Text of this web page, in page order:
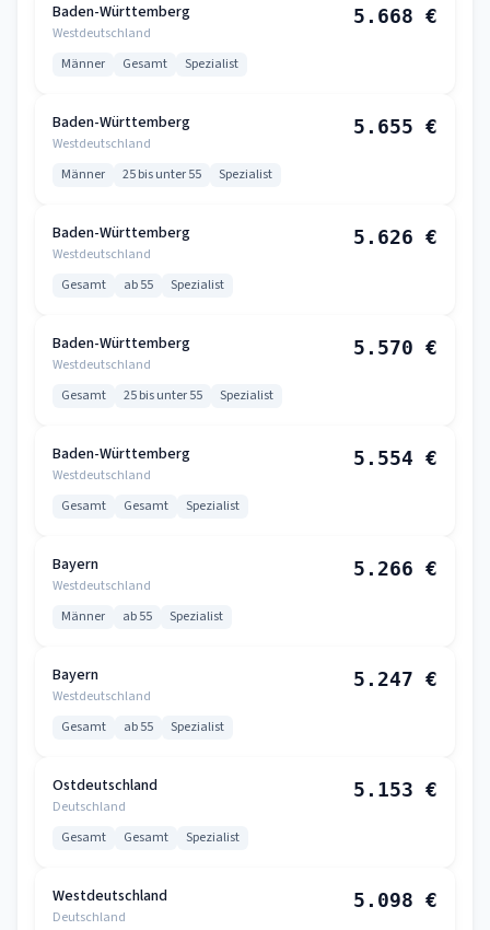
Baden-Württemberg
Westdeutschland
5.668 €
Männer Gesamt Spezialist
Baden-Württemberg
Westdeutschland
5.655 €
Männer 25 bis unter 55 Spezialist
Baden-Württemberg
Westdeutschland
5.626 €
Gesamt ab 55 Spezialist
Baden-Württemberg
Westdeutschland
5.570 €
Gesamt 25 bis unter 55 Spezialist
Baden-Württemberg
Westdeutschland
5.554 €
Gesamt Gesamt Spezialist
Bayern
Westdeutschland
5.266 €
Männer ab 55 Spezialist
Bayern
Westdeutschland
5.247 €
Gesamt ab 55 Spezialist
Ostdeutschland
Deutschland
5.153 €
Gesamt Gesamt Spezialist
Westdeutschland
Deutschland
5.098 €